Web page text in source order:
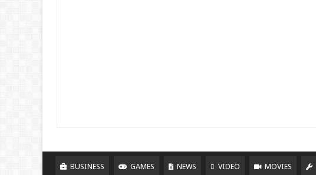
BUSINESS GAMES NEWS VIDEO MOVIES